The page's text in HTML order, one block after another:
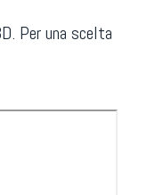
Per una scelta